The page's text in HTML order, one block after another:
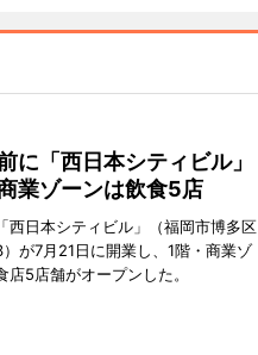
に「西日本シティビル」
業ゾーンは飲食5店
西日本シティビル」（福岡市博多区
が7月21日に開業し、1階・商業ゾ
店5店舗がオープンした。